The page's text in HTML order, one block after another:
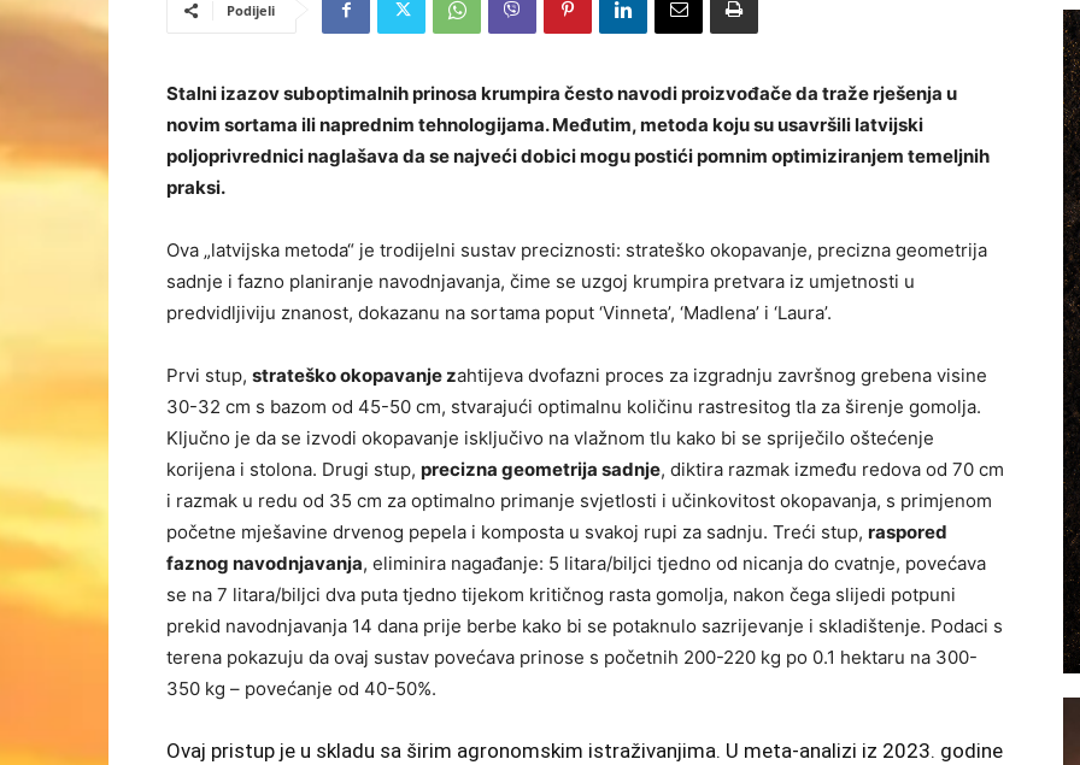
Podijeli
Stalni izazov suboptimalnih prinosa krumpira često navodi proizvođače da traže rješenja u
novim sortama ili naprednim tehnologijama. Međutim, metoda koju su usavršili latvijski
poljoprivrednici naglašava da se najveći dobici mogu postići pomnim optimiziranjem temeljnih
praksi.
Ova „latvijska metoda“ je trodijelni sustav preciznosti: strateško okopavanje, precizna geometrija
sadnje i fazno planiranje navodnjavanja, čime se uzgoj krumpira pretvara iz umjetnosti u
predvidljiviju znanost, dokazanu na sortama poput ‘Vinneta’, ‘Madlena’ i ‘Laura’.
Prvi stup, strateško okopavanje zahtijeva dvofazni proces za izgradnju završnog grebena visine
30-32 cm s bazom od 45-50 cm, stvarajući optimalnu količinu rastresitog tla za širenje gomolja.
Ključno je da se izvodi okopavanje isključivo na vlažnom tlu kako bi se spriječilo oštećenje
korijena i stolona. Drugi stup, precizna geometrija sadnje, diktira razmak između redova od 70 cm
i razmak u redu od 35 cm za optimalno primanje svjetlosti i učinkovitost okopavanja, s primjenom
početne mješavine drvenog pepela i komposta u svakoj rupi za sadnju. Treći stup, raspored
faznog navodnjavanja, eliminira nagađanje: 5 litara/biljci tjedno od nicanja do cvatnje, povećava
se na 7 litara/biljci dva puta tjedno tijekom kritičnog rasta gomolja, nakon čega slijedi potpuni
prekid navodnjavanja 14 dana prije berbe kako bi se potaknulo sazrijevanje i skladištenje. Podaci s
terena pokazuju da ovaj sustav povećava prinose s početnih 200-220 kg po 0.1 hektaru na 300-
350 kg – povećanje od 40-50%.
Ovaj pristup je u skladu sa širim agronomskim istraživanjima. U meta-analizi iz 2023. godine